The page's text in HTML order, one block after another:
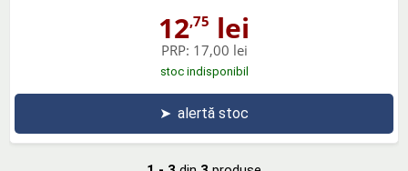
12,75 lei
PRP: 17,00 lei
stoc indisponibil
➤ alertă stoc